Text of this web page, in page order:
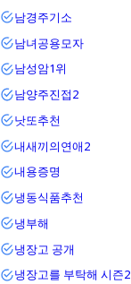
남경주기소
남녀공용모자
남성암1위
남양주진접2
낫또추천
내새끼의연애2
내용증명
냉동식품추천
냉부해
냉장고 공개
냉장고를 부탁해 시즌2